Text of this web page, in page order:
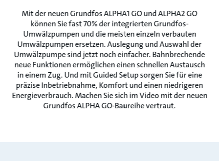
Mit der neuen Grundfos ALPHA1 GO und ALPHA2 GO
können Sie fast 70% der integrierten Grundfos-
Umwälzpumpen und die meisten einzeln verbauten
Umwälzpumpen ersetzen. Auslegung und Auswahl der
Umwälzpumpe sind jetzt noch einfacher. Bahnbrechende
neue Funktionen ermöglichen einen schnellen Austausch
in einem Zug. Und mit Guided Setup sorgen Sie für eine
präzise Inbetriebnahme, Komfort und einen niedrigeren
Energieverbrauch. Machen Sie sich im Video mit der neuen
Grundfos ALPHA GO-Baureihe vertraut.